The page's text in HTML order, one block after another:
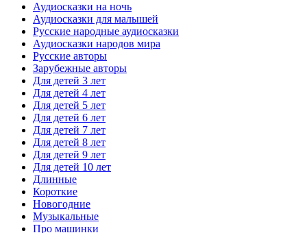
Аудиосказки на ночь
Аудиосказки для малышей
Русские народные аудиосказки
Аудиосказки народов мира
Русские авторы
Зарубежные авторы
Для детей 3 лет
Для детей 4 лет
Для детей 5 лет
Для детей 6 лет
Для детей 7 лет
Для детей 8 лет
Для детей 9 лет
Для детей 10 лет
Длинные
Короткие
Новогодние
Музыкальные
Про машинки